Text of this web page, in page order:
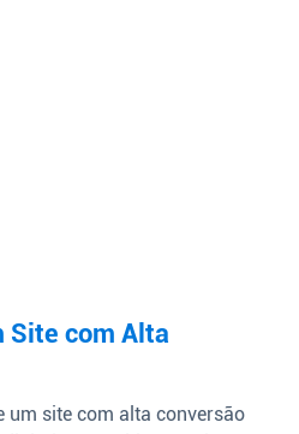
Site com Alta
um site com alta conversão